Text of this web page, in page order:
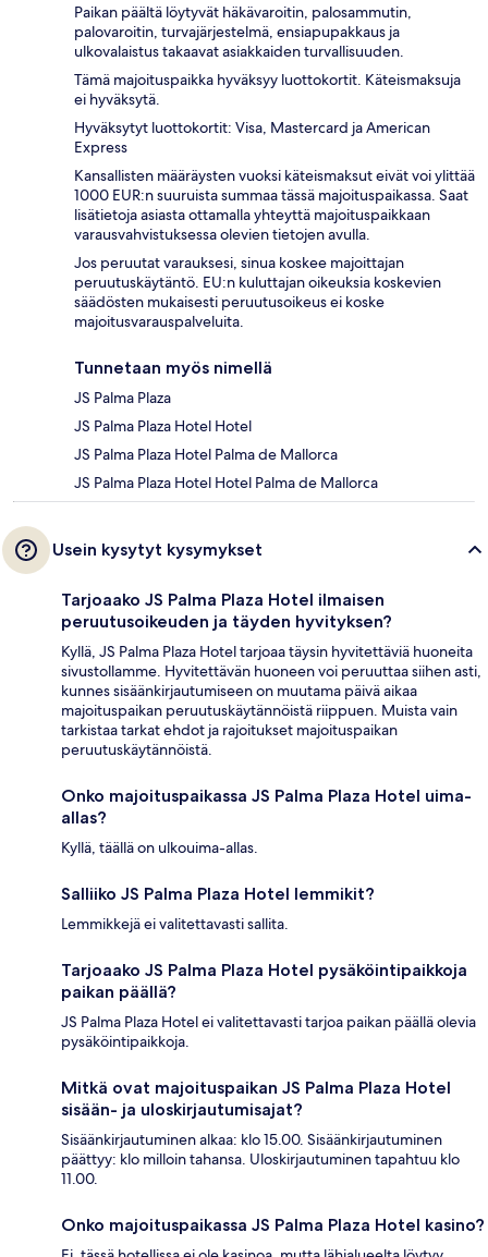
Paikan päältä löytyvät häkävaroitin, palosammutin,
palovaroitin, turvajärjestelmä, ensiapupakkaus ja
ulkovalaistus takaavat asiakkaiden turvallisuuden.
Tämä majoituspaikka hyväksyy luottokortit. Käteismaksuja
ei hyväksytä.
Hyväksytyt luottokortit: Visa, Mastercard ja American
Express
Kansallisten määräysten vuoksi käteismaksut eivät voi ylittää
1000 EUR:n suuruista summaa tässä majoituspaikassa. Saat
lisätietoja asiasta ottamalla yhteyttä majoituspaikkaan
varausvahvistuksessa olevien tietojen avulla.
Jos peruutat varauksesi, sinua koskee majoittajan
peruutuskäytäntö. EU:n kuluttajan oikeuksia koskevien
säädösten mukaisesti peruutusoikeus ei koske
majoitusvarauspalveluita.
Tunnetaan myös nimellä
JS Palma Plaza
JS Palma Plaza Hotel Hotel
JS Palma Plaza Hotel Palma de Mallorca
JS Palma Plaza Hotel Hotel Palma de Mallorca
Usein kysytyt kysymykset
Tarjoaako JS Palma Plaza Hotel ilmaisen
peruutusoikeuden ja täyden hyvityksen?
Kyllä, JS Palma Plaza Hotel tarjoaa täysin hyvitettäviä huoneita
sivustollamme. Hyvitettävän huoneen voi peruuttaa siihen asti,
kunnes sisäänkirjautumiseen on muutama päivä aikaa
majoituspaikan peruutuskäytännöistä riippuen. Muista vain
tarkistaa tarkat ehdot ja rajoitukset majoituspaikan
peruutuskäytännöistä.
Onko majoituspaikassa JS Palma Plaza Hotel uima-
allas?
Kyllä, täällä on ulkouima-allas.
Salliiko JS Palma Plaza Hotel lemmikit?
Lemmikkejä ei valitettavasti sallita.
Tarjoaako JS Palma Plaza Hotel pysäköintipaikkoja
paikan päällä?
JS Palma Plaza Hotel ei valitettavasti tarjoa paikan päällä olevia
pysäköintipaikkoja.
Mitkä ovat majoituspaikan JS Palma Plaza Hotel
sisään- ja uloskirjautumisajat?
Sisäänkirjautuminen alkaa: klo 15.00. Sisäänkirjautuminen
päättyy: klo milloin tahansa. Uloskirjautuminen tapahtuu klo
11.00.
Onko majoituspaikassa JS Palma Plaza Hotel kasino?